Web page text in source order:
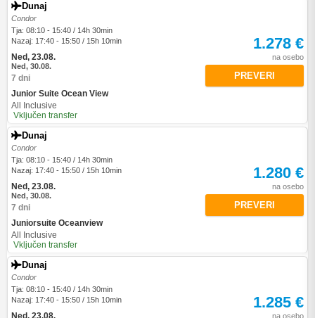
Dunaj
Condor
Tja: 08:10 - 15:40 / 14h 30min
Nazaj: 17:40 - 15:50 / 15h 10min
Ned, 23.08.
Ned, 30.08.
7 dni
Junior Suite Ocean View
All Inclusive
Vključen transfer
1.278 €
na osebo
PREVERI
Dunaj
Condor
Tja: 08:10 - 15:40 / 14h 30min
Nazaj: 17:40 - 15:50 / 15h 10min
Ned, 23.08.
Ned, 30.08.
7 dni
Juniorsuite Oceanview
All Inclusive
Vključen transfer
1.280 €
na osebo
PREVERI
Dunaj
Condor
Tja: 08:10 - 15:40 / 14h 30min
Nazaj: 17:40 - 15:50 / 15h 10min
Ned, 23.08.
1.285 €
na osebo